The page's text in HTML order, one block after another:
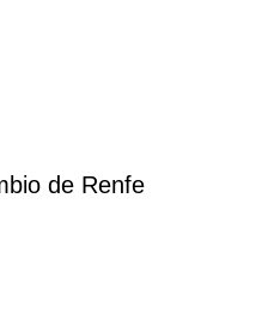
de Renfe